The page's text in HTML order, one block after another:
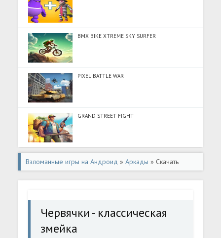
BMX BIKE XTREME SKY SURFER
PIXEL BATTLE WAR
GRAND STREET FIGHT
Взломанные игры на Андроид »Аркады » Скачать
Червячки - классическая змейка (Разблокировано все)
Червячки - классическая
змейка